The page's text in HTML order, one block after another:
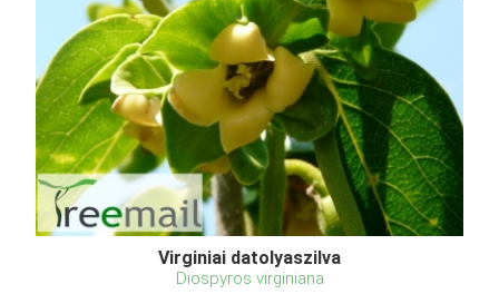
Virginiai datolyaszilva
Diospyros virginiana